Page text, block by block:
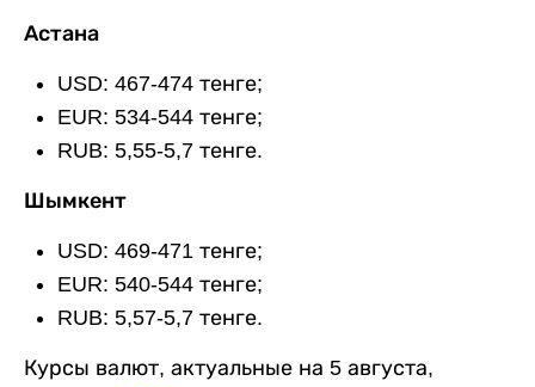
Астана
USD: 467-474 тенге;
EUR: 534-544 тенге;
RUB: 5,55-5,7 тенге.
Шымкент
USD: 469-471 тенге;
EUR: 540-544 тенге;
RUB: 5,57-5,7 тенге.
Курсы валют, актуальные на 5 августа,